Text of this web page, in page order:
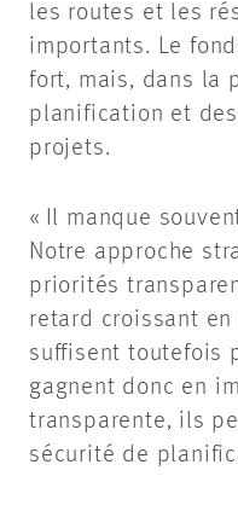
les routes et les
importants. Le
fort, mais, dans la
planification et
projets.
« Il manque
Notre approche
priorités
retard croissant
suffisent toutefois
gagnent donc en
transparente, ils
sécurité de